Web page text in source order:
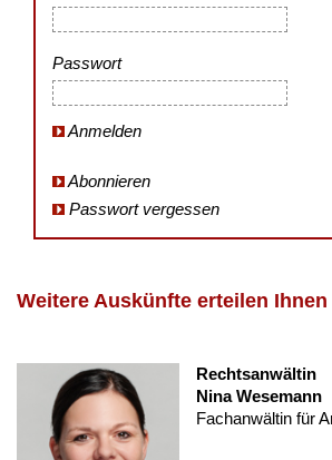
Passwort
Anmelden
Abonnieren
Passwort vergessen
Weitere Auskünfte erteilen
Rechtsanwältin
Nina Wesemann
Fachanwältin für